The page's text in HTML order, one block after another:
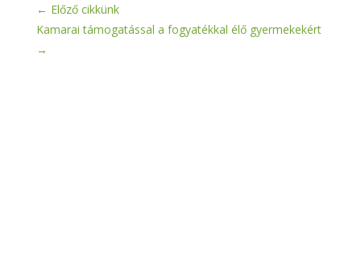
← Előző cikkünk
Kamarai támogatással a fogyatékkal élő gyermekekért
→